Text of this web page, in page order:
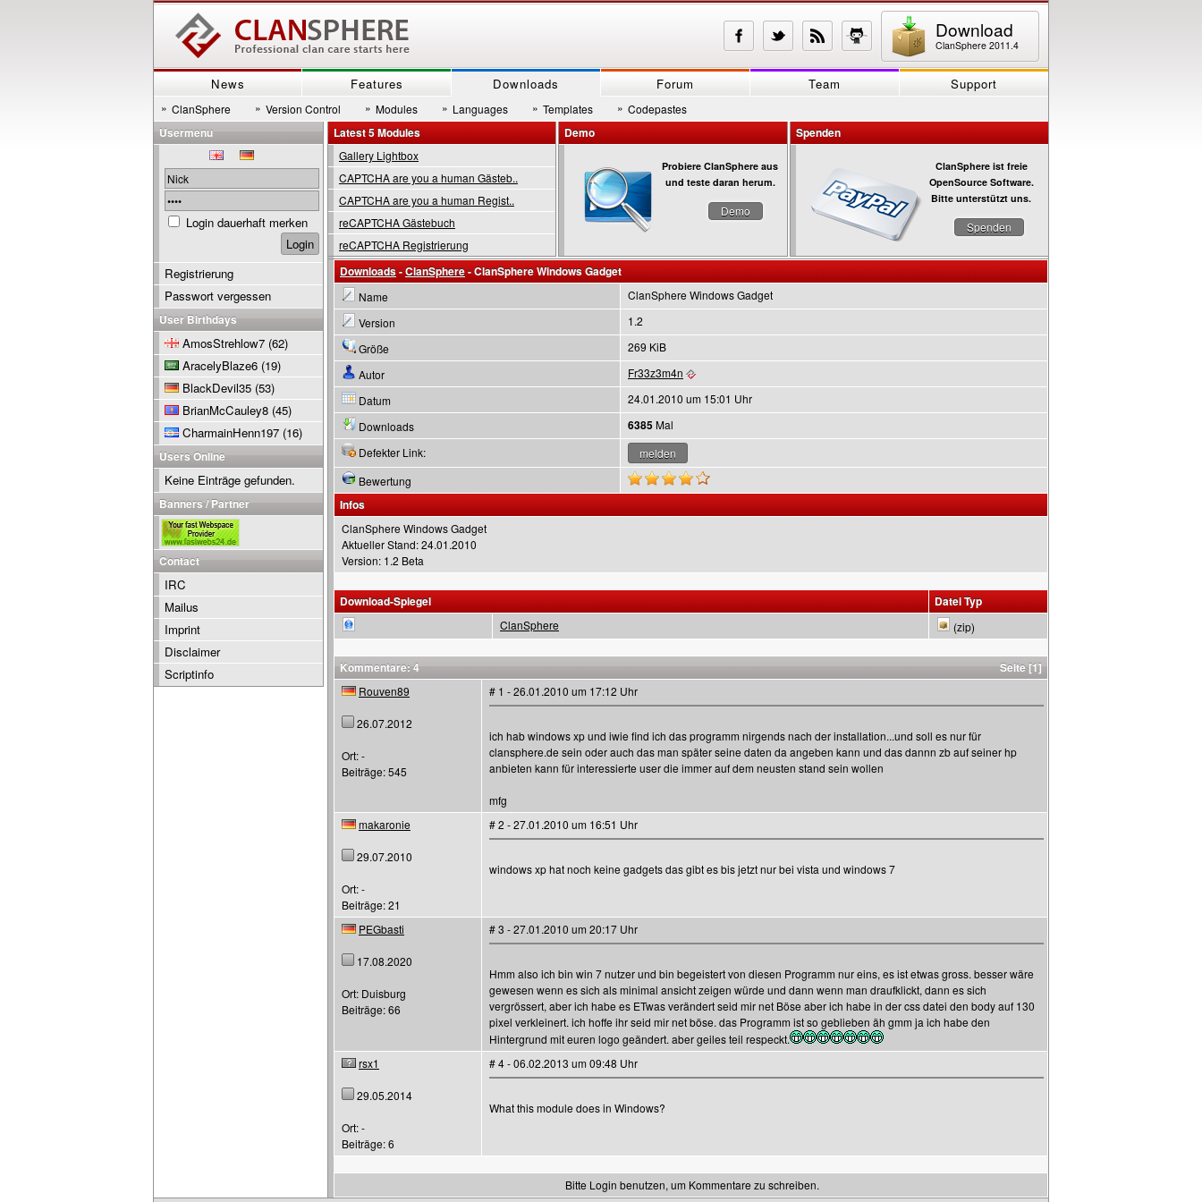
Download
ClanSphere 2011.4
News Features Downloads Forum Team Support
» ClanSphere » Version Control » Modules » Languages » Templates » Codepastes
Latest 5 Modules
Gallery Lightbox
CAPTCHA are you a human Gästeb..
CAPTCHA are you a human Regist..
reCAPTCHA Gästebuch
reCAPTCHA Registrierung
Demo
Probiere ClanSphere aus
und teste daran herum.
Demo
Spenden
ClanSphere ist freie
OpenSource Software.
Bitte unterstützt uns.
Spenden
Downloads-ClanSphere- ClanSphere Windows Gadget
Name
ClanSphere Windows Gadget
Version
1.2
Größe
269 KiB
Autor
Fr33z3m4n
Datum
24.01.2010 um 15:01 Uhr
Downloads
6385Mal
Defekter Link:
Bewertung
Infos
ClanSphere Windows Gadget
Aktueller Stand: 24.01.2010
Version: 1.2 Beta
Download-Spiegel Datei Typ
ClanSphere (zip)
Kommentare: 4 Seite [1]
Rouven89
26.07.2012
Ort: -
Beiträge: 545
# 1 - 26.01.2010 um 17:12 Uhr
ich hab windows xp und iwie find ich das programm nirgends nach der installation...und soll es nur für
clansphere.de sein oder auch das man später seine daten da angeben kann und das dannn zb auf seiner hp
anbieten kann für interessierte user die immer auf dem neusten stand sein wollen
mfg
makaronie
29.07.2010
Ort: -
Beiträge: 21
# 2 - 27.01.2010 um 16:51 Uhr
windows xp hat noch keine gadgets das gibt es bis jetzt nur bei vista und windows 7
PEGbasti
17.08.2020
Ort: Duisburg
Beiträge: 66
# 3 - 27.01.2010 um 20:17 Uhr
Hmm also ich bin win 7 nutzer und bin begeistert von diesen Programm nur eins, es ist etwas gross. besser wäre
gewesen wenn es sich als minimal ansicht zeigen würde und dann wenn man draufklickt, dann es sich
vergrössert, aber ich habe es ETwas verändert seid mir net Böse aber ich habe in der css datei den body auf 130
pixel verkleinert. ich hoffe ihr seid mir net böse. das Programm ist so geblieben äh gmm ja ich habe den
Hintergrund mit euren logo geändert. aber geiles teil respeckt.
rsx1
29.05.2014
Ort: -
Beiträge: 6
# 4 - 06.02.2013 um 09:48 Uhr
What this module does in Windows?
Bitte Login benutzen, um Kommentare zu schreiben.
Usermenu
Login dauerhaft merken
Registrierung
Passwort vergessen
User Birthdays
AmosStrehlow7 (62)
AracelyBlaze6 (19)
BlackDevil35 (53)
BrianMcCauley8 (45)
CharmainHenn197 (16)
Users Online
Keine Einträge gefunden.
Banners / Partner
Contact
IRC
Mailus
Imprint
Disclaimer
Scriptinfo